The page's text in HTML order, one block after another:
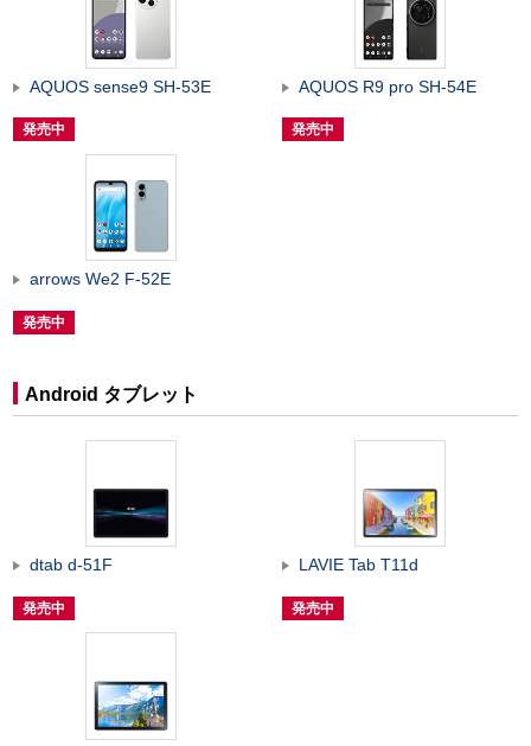
AQUOS sense9 SH-53E
発売中
AQUOS R9 pro SH-54E
発売中
arrows We2 F-52E
発売中
Android タブレット
dtab d-51F
発売中
LAVIE Tab T11d
発売中